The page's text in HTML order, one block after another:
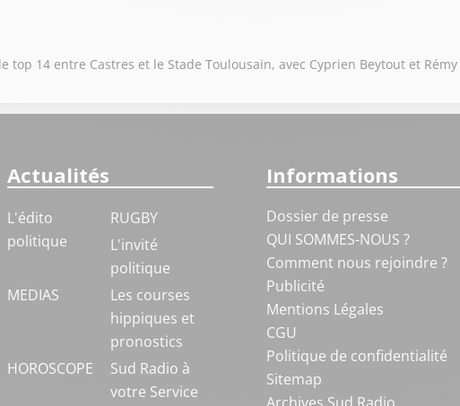
top 14 entre Castres et le Stade Toulousain, avec Cyprien Beytout et
Actualités
L'édito
politique
RUGBY
L'invité
politique
MEDIAS
Les courses
hippiques et
pronostics
HOROSCOPE
Sud Radio à
votre Service
Informations
Dossier de presse
QUI SOMMES-NOUS ?
Comment nous rejoindre ?
Publicité
Mentions Légales
CGU
Politique de confidentialité
Sitemap
Archives Sud Radio